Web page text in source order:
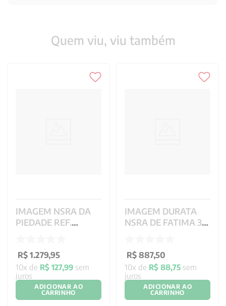
Quem viu, viu também
IMAGEM NSRA DA
PIEDADE REF.
R$ 1.279,95
10x de R$ 127,99 sem
juros
ADICIONAR AO
CARRINHO
IMAGEM DURATA
NSRA DE FATIMA 30
R$ 887,50
10x de R$ 88,75 sem
juros
ADICIONAR AO
CARRINHO